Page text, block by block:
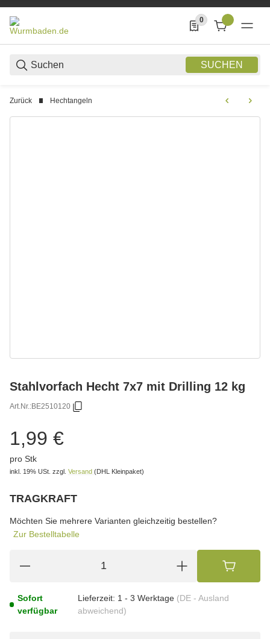
SUCHEN
0
0 Produkte in der
Zurück Hechtangeln
Stahlvorfach Hecht 7x7 mit Drilling 12 kg
Art.Nr.:BE2510120
1,99 €
pro Stk
inkl. 19% USt. zzgl. Versand (DHL Kleinpaket)
TRAGKRAFT
Möchten Sie mehrere Varianten gleichzeitig bestellen?
Zur Bestelltabelle
Sofort
verfügbar
Lieferzeit: 1 - 3 Werktage (DE - Ausland
abweichend)